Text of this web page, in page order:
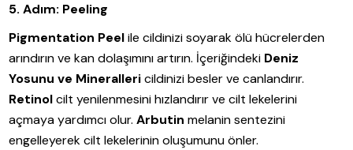
5. Adım: Peeling
Pigmentation Peelile cildinizi soyarak ölü hücrelerden
arındırın ve kan dolaşımını artırın. İçeriğindeki Deniz
Yosunu ve Minerallericildinizi besler ve canlandırır.
Retinolcilt yenilenmesini hızlandırır ve cilt lekelerini
açmaya yardımcı olur.Arbutin melanin sentezini
engelleyerek cilt lekelerinin oluşumunu önler.